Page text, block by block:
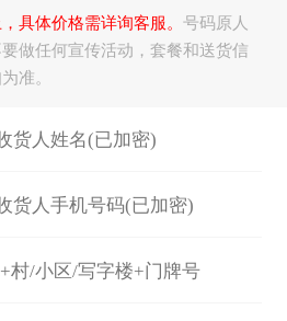
具体价格需详询客服。 号码原人
做任何宣传活动，套餐和送货信
准。